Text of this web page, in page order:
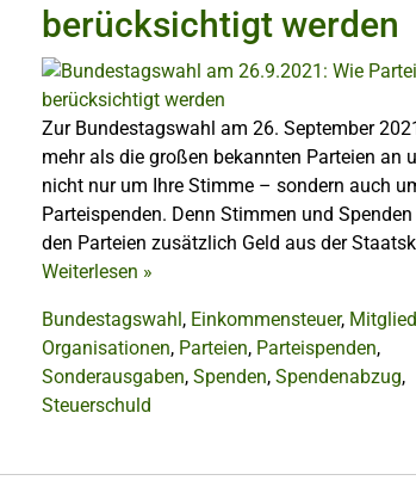
berücksichtigt werden
Zur Bundestagswahl am 26. September
mehr als die großen bekannten Parteien an
nicht nur um Ihre Stimme – sondern auch
Parteispenden. Denn Stimmen und
den Parteien zusätzlich Geld aus der
Weiterlesen »
Bundestagswahl, Einkommensteuer,
Organisationen, Parteien, Parteispenden,
Sonderausgaben, Spenden, Spendenabzug,
Steuerschuld